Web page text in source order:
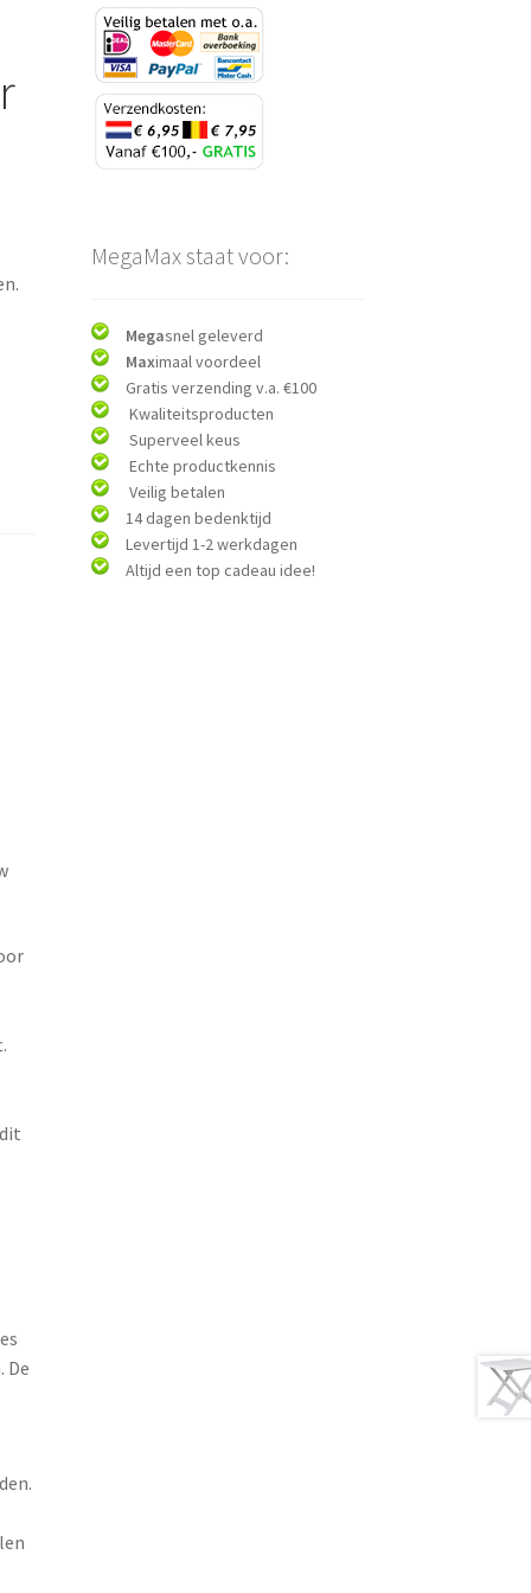
De
MegaMax staat voor:
Megasnel geleverd
Maximaal voordeel
Gratis verzending v.a. €100
Kwaliteitsproducten
Superveel keus
Echte productkennis
Veilig betalen
14 dagen bedenktijd
Levertijd 1-2 werkdagen
Altijd een top cadeau idee!